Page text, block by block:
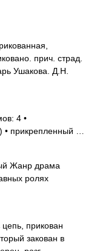
прич. страд.
Ушакова. Д.Н.
4 •
• прикрепленный …
Жанр драма
ролях
прикован
закован в